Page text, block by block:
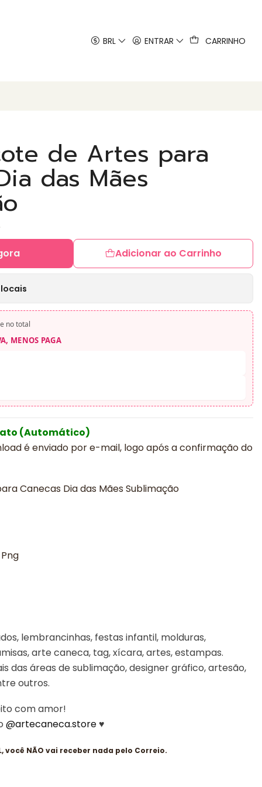
BRL ENTRAR CARRINHO
de Artes para
das Mães
Adicionar ao Carrinho
no total
MENOS PAGA
(Automático)
é enviado por e-mail, logo após a confirmação do
Canecas Dia das Mães Sublimação
lembrancinhas, festas infantil, molduras,
arte caneca, tag, xícara, artes, estampas.
das áreas de sublimação, designer gráfico, artesão,
outros.
com amor!
@artecaneca.store♥
você NÃO vai receber nada pelo Correio.